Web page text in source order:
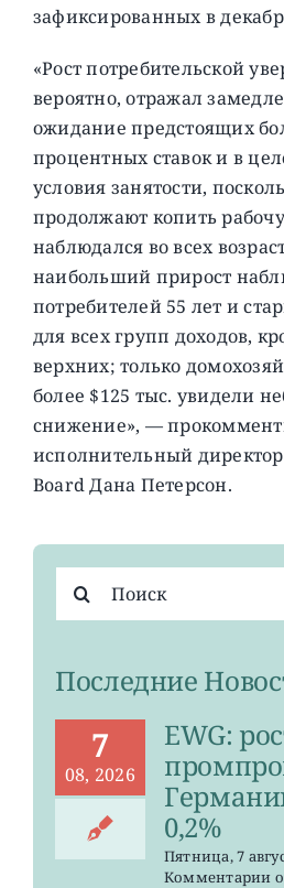
зафиксированных в
«Рост потребительской
вероятно, отражал
ожидание предстоящих
процентных ставок и в
условия занятости,
продолжают копить
наблюдался во всех
наибольший прирост
потребителей 55 лет и
для всех групп доходов,
верхних; только
более $125 тыс. увидели
снижение», —
исполнительный
Board Дана Петерсон.
поиска:
Последние
7
08, 2026
EWG:
0,2%
Пятница, 7
Комментариик